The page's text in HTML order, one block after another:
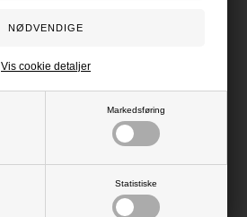
Markedsføring
Statistiske
Vis cookie detaljer
Paptallerkner lyseblå 18cm, 10